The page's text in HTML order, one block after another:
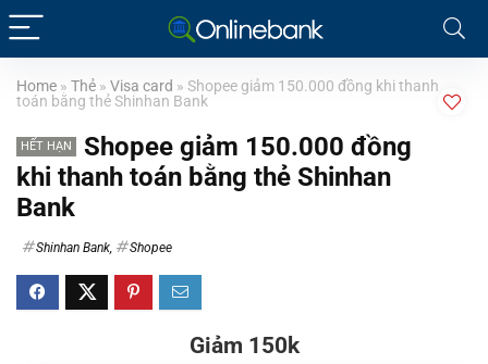
Home » Thẻ » Visa card » Shopee giảm 150.000 đồng khi thanh
toán bằng thẻ Shinhan Bank
HẾT HẠN
Shopee giảm 150.000 đồng
khi thanh toán bằng thẻ Shinhan
Bank
Shinhan Bank, Shopee
Giảm 150k